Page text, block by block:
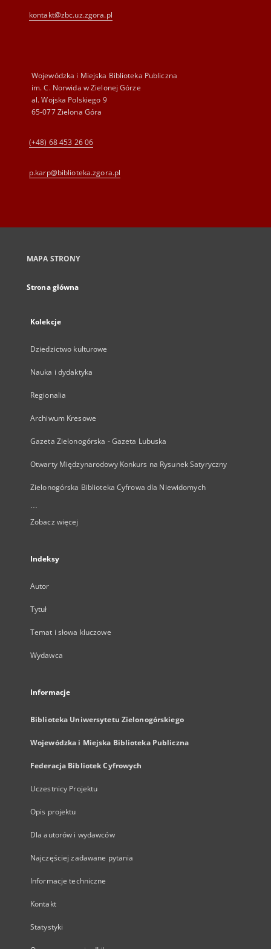
kontakt@zbc.uz.zgora.pl
Wojewódzka i Miejska Biblioteka Publiczna
im. C. Norwida w Zielonej Górze
al. Wojska Polskiego 9
65-077 Zielona Góra
(+48) 68 453 26 06
p.karp@biblioteka.zgora.pl
MAPA STRONY
Strona główna
Kolekcje
Dziedzictwo kulturowe
Nauka i dydaktyka
Regionalia
Archiwum Kresowe
Gazeta Zielonogórska - Gazeta Lubuska
Otwarty Międzynarodowy Konkurs na Rysunek Satyryczny
Zielonogórska Biblioteka Cyfrowa dla Niewidomych
...
Zobacz więcej
Indeksy
Autor
Tytuł
Temat i słowa kluczowe
Wydawca
Informacje
Biblioteka Uniwersytetu Zielonogórskiego
Wojewódzka i Miejska Biblioteka Publiczna
Federacja Bibliotek Cyfrowych
Uczestnicy Projektu
Opis projektu
Dla autorów i wydawców
Najczęściej zadawane pytania
Informacje techniczne
Kontakt
Statystyki